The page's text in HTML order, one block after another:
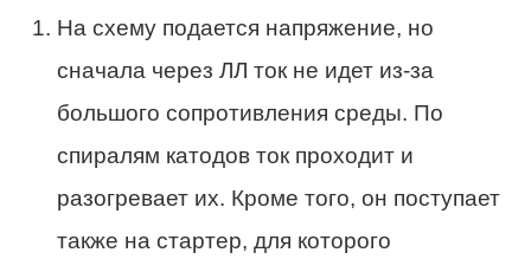
На схему подается напряжение, но
сначала через ЛЛ ток не идет из-за
большого сопротивления среды. По
спиралям катодов ток проходит и
разогревает их. Кроме того, он поступает
также на стартер, для которого